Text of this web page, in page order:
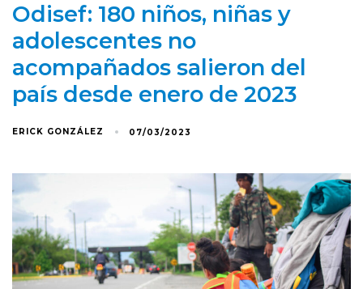
Odisef: 180 niños, niñas y
adolescentes no
acompañados salieron del
país desde enero de 2023
ERICK GONZÁLEZ 07/03/2023